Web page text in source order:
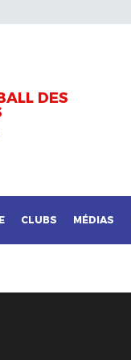
DES
CLUBS MÉDIAS